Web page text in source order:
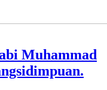
Muhammad